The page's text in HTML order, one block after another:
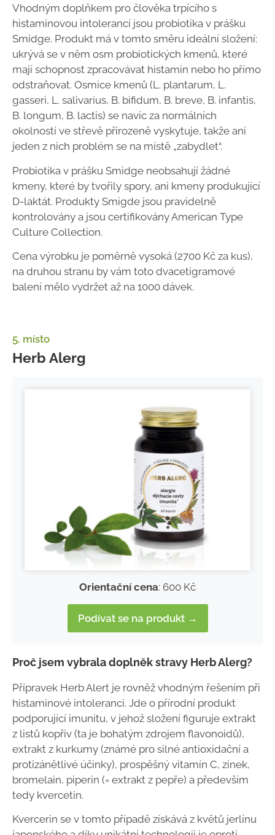
Vhodným doplňkem pro člověka trpícího s
histaminovou intolerancí jsou probiotika v prášku
Smidge. Produkt má v tomto směru ideální složení:
ukrývá se v něm osm probiotických kmenů, které
mají schopnost zpracovávat histamin nebo ho přímo
odstraňovat. Osmice kmenů (L. plantarum, L.
gasseri, L. salivarius, B. bifidum, B. breve, B. infantis,
B. longum, B. lactis) se navíc za normálních
okolností ve střevě přirozeně vyskytuje, takže ani
jeden z nich problém se na místě „zabydlet“.
Probiotika v prášku Smidge neobsahují žádné
kmeny, které by tvořily spory, ani kmeny produkující
D-laktát. Produkty Smigde jsou pravidelně
kontrolovány a jsou certifikovány American Type
Culture Collection.
Cena výrobku je poměrně vysoká (2700 Kč za kus),
na druhou stranu by vám toto dvacetigramové
balení mělo vydržet až na 1000 dávek.
5. místo
Herb Alerg
Orientační cena: 600 Kč
Podívat se na produkt →
Proč jsem vybrala doplněk stravy Herb Alerg?
Přípravek Herb Alert je rovněž vhodným řešením při
histaminové intoleranci. Jde o přírodní produkt
podporující imunitu, v jehož složení figuruje extrakt
z listů kopřiv (ta je bohatým zdrojem flavonoidů),
extrakt z kurkumy (známé pro silné antioxidační a
protizánětlivé účinky), prospěšný vitamín C, zinek,
bromelain, piperin (= extrakt z pepře) a především
tedy kvercetin.
Kvercerin se v tomto případě získává z květů jerlínu